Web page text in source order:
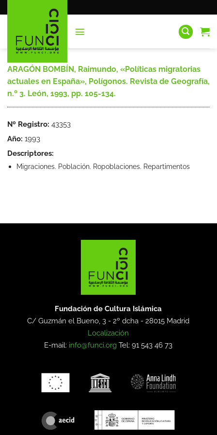
al
ARAGÓN BOMBÍN, Raimundo, «Políticas migratorias
actuales en España», Polígonos. Revista de Geografía,
n.º 3. León, 1993, pp. 105-134.
Nº Registro: 43353
Año: 1993
Descriptores:
Migraciones. Población. Ropoblaciones. Repartimentos
Fundación de Cultura Islámica
C/ Guzmán el Bueno, 3 - 2º dcha -28015 Madrid
Localización
E-mail: info@funci.org Tel: 91 543 46 73